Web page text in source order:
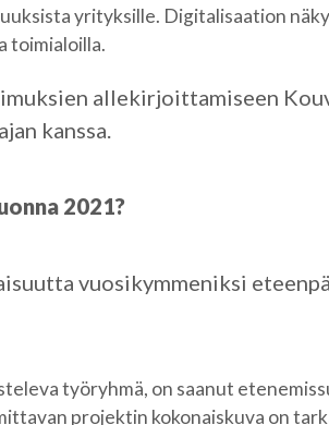
yrityksille. Digitalisaation
toimialoilla.
allekirjoittamiseen
kanssa.
2021?
vuosikymmeniksi
työryhmä, on saanut
projektin kokonaiskuva on